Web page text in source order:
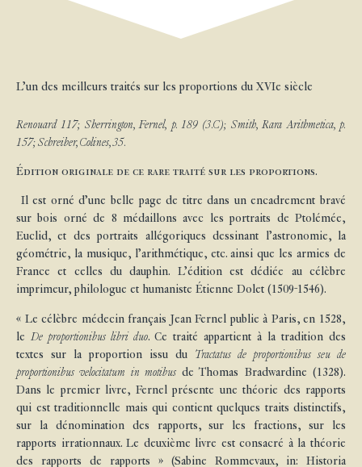
L’un des meilleurs traités sur les proportions du XVIe siècle
Renouard 117; Sherrington, Fernel, p. 189 (3.C); Smith, Rara Arithmetica, p.
157; Schreiber, Colines, 35.
Édition originale de ce rare traité sur les proportions.
Il est orné d’une belle page de titre dans un encadrement bravé
sur bois orné de 8 médaillons avec les portraits de Ptolémée,
Euclid, et des portraits allégoriques dessinant l’astronomie, la
géométrie, la musique, l’arithmétique, etc. ainsi que les armies de
France et celles du dauphin. L’édition est dédiée au célèbre
imprimeur, philologue et humaniste Étienne Dolet (1509-1546).
« Le célèbre médecin français Jean Fernel publie à Paris, en 1528,
le De proportionibus libri duo. Ce traité appartient à la tradition des
textes sur la proportion issu du Tractatus de proportionibus seu de
proportionibus velocitatum in motibusde Thomas Bradwardine (1328).
Dans le premier livre, Fernel présente une théorie des rapports
qui est traditionnelle mais qui contient quelques traits distinctifs,
sur la dénomination des rapports, sur les fractions, sur les
rapports irrationnaux. Le deuxième livre est consacré à la théorie
des rapports de rapports » (Sabine Rommevaux, in: Historia